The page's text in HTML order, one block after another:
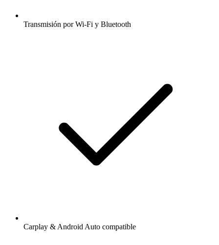
Transmisión por Wi-Fi y Bluetooth
Carplay & Android Auto compatible